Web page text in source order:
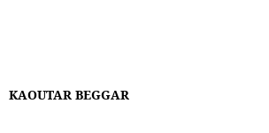
KAOUTAR BEGGAR